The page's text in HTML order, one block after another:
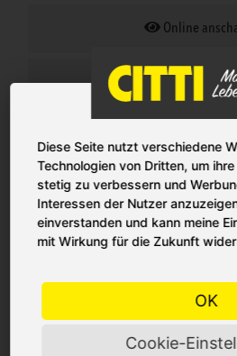
Online
PDF
Gültig in:
Kiel
Lübeck
Diese Seite nutzt verschiedene
Technologien von Dritten, um
stetig zu verbessern und
Interessen der Nutzer
einverstanden und kann meine
mit Wirkung für die Zukunft
OK
Cookie-